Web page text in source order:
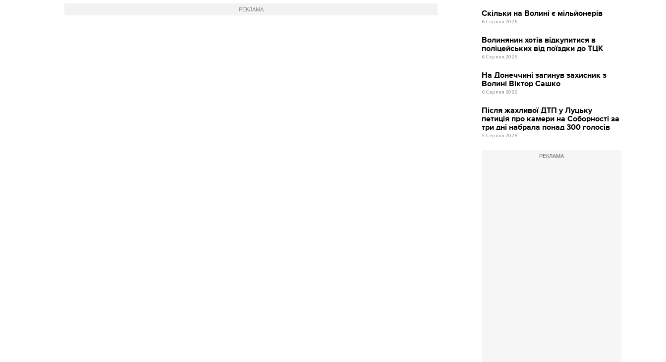
РЕКЛАМА Скільки на Волині є мільйонерів
6 Серпня 2026
Волинянин хотів відкупитися в
поліцейських від поїздки до ТЦК
6 Серпня 2026
На Донеччині загинув захисник з
Волині Віктор Сашко
6 Серпня 2026
Після жахливої ДТП у Луцьку
петиція про камери на Соборності за
три дні набрала понад 300 голосів
5 Серпня 2026
РЕКЛАМА